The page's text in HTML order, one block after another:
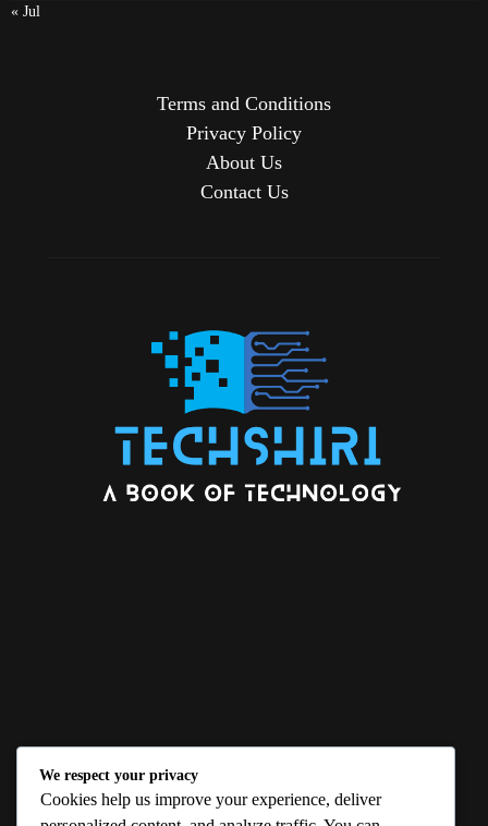
« Jul
Terms and Conditions
Privacy Policy
About Us
Contact Us
ABOUT US
We respect your privacy
Cookies help us improve your experience, deliver